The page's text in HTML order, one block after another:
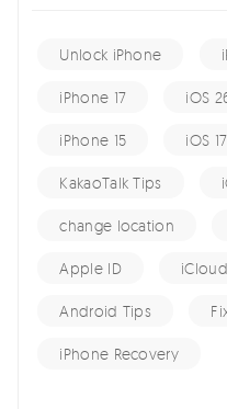
Unlock iPhone
iPhone 17 iOS
iPhone 15 iOS 17
KakaoTalk Tips
change location
Apple ID iCloud
Android Tips
iPhone Recovery